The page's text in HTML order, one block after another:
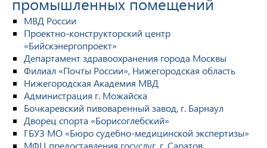
МВД России
Проектно-конструкторский центр
«Бийскэнергопроект»
Департамент здравоохранения города Москвы
Филиал «Почты России», Нижегородская область
Нижегородская Академия МВД
Администрация г. Можайска
Бочкаревский пивоваренный завод, г. Барнаул
Дворец спорта «Борисоглебский»
ГБУЗ МО «Бюро судебно-медицинской экспертизы»
МФЦ предоставления госуслуг, г. Саратов